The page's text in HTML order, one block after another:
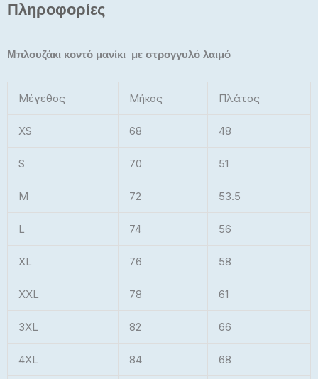
Πληροφορίες
Μπλουζάκι κοντό μανίκι με στρογγυλό λαιμό
Μέγεθος Μήκος Πλάτος
XS 68 48
S 70 51
M 72 53.5
L 74 56
XL 76 58
XXL 78 61
3XL 82 66
4XL 84 68